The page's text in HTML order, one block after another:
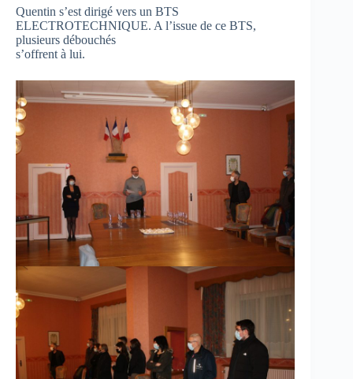
Quentin s’est dirigé vers un BTS
ELECTROTECHNIQUE. A l’issue de ce BTS,
plusieurs débouchés
s’offrent à lui.